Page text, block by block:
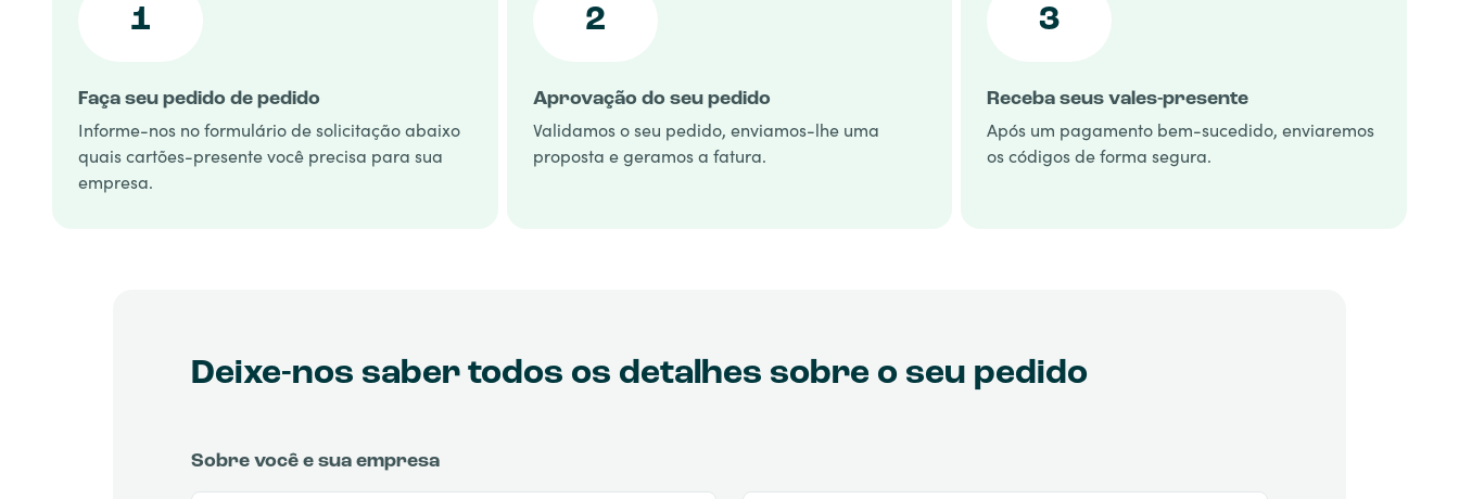
1
Faça seu pedido de pedido
Informe-nos no formulário de solicitação abaixo
quais cartões-presente você precisa para sua
empresa.
2
Aprovação do seu pedido
Validamos o seu pedido, enviamos-lhe uma
proposta e geramos a fatura.
3
Receba seus vales-presente
Após um pagamento bem-sucedido, enviaremos
os códigos de forma segura.
Deixe-nos saber todos os detalhes sobre o seu pedido
Sobre você e sua empresa